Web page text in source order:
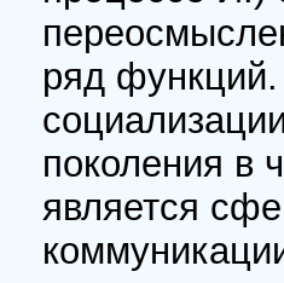
ряд
поколения в
является